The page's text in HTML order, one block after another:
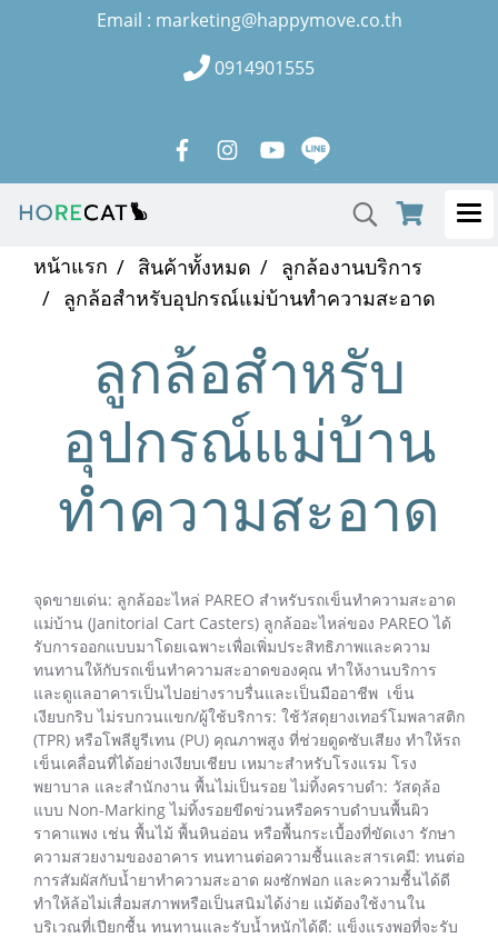
Email : marketing@happymove.co.th
0914901555
หน้าแรก สินค้าทั้งหมด
ลูกล้องานบริการ
ลูกล้อสำหรับอุปกรณ์แม่บ้านทำความสะอาด
ลูกล้อสำหรับ
อุปกรณ์แม่บ้าน
ทำความสะอาด
จุดขายเด่น: ลูกล้ออะไหล่ PAREO สำหรับรถเข็นทำความสะอาด
แม่บ้าน (Janitorial Cart Casters) ลูกล้ออะไหล่ของ PAREO ได้
รับการออกแบบมาโดยเฉพาะเพื่อเพิ่มประสิทธิภาพและความ
ทนทานให้กับรถเข็นทำความสะอาดของคุณ ทำให้งานบริการ
และดูแลอาคารเป็นไปอย่างราบรื่นและเป็นมืออาชีพ เข็น
เงียบกริบ ไม่รบกวนแขก/ผู้ใช้บริการ: ใช้วัสดุยางเทอร์โมพลาสติก
(TPR) หรือโพลียูรีเทน (PU) คุณภาพสูง ที่ช่วยดูดซับเสียง ทำให้รถ
เข็นเคลื่อนที่ได้อย่างเงียบเชียบ เหมาะสำหรับโรงแรม โรง
พยาบาล และสำนักงาน พื้นไม่เป็นรอย ไม่ทิ้งคราบดำ: วัสดุล้อ
แบบ Non-Marking ไม่ทิ้งรอยขีดข่วนหรือคราบดำบนพื้นผิว
ราคาแพง เช่น พื้นไม้ พื้นหินอ่อน หรือพื้นกระเบื้องที่ขัดเงา รักษา
ความสวยงามของอาคาร ทนทานต่อความชื้นและสารเคมี: ทนต่อ
การสัมผัสกับน้ำยาทำความสะอาด ผงซักฟอก และความชื้นได้ดี
ทำให้ล้อไม่เสื่อมสภาพหรือเป็นสนิมได้ง่าย แม้ต้องใช้งานใน
บริเวณที่เปียกชื้น ทนทานและรับน้ำหนักได้ดี: แข็งแรงพอที่จะรับ